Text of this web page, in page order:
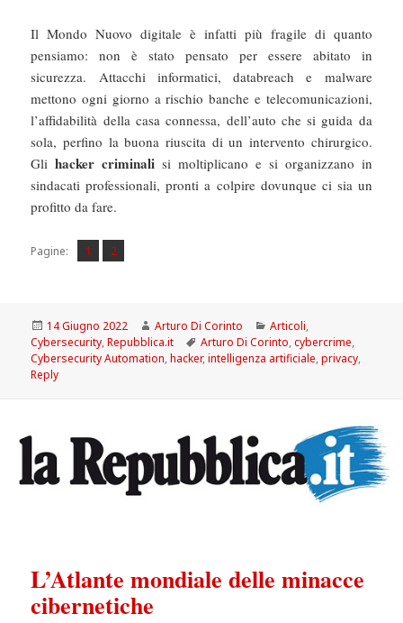
Il Mondo Nuovo digitale è infatti più fragile di quanto
pensiamo: non è stato pensato per essere abitato in
sicurezza. Attacchi informatici, databreach e malware
mettono ogni giorno a rischio banche e telecomunicazioni,
l’affidabilità della casa connessa, dell’auto che si guida da
sola, perfino la buona riuscita di un intervento chirurgico.
Glihacker criminali si moltiplicano e si organizzano in
sindacati professionali, pronti a colpire dovunque ci sia un
profitto da fare.
Pagine: Pagina
1 ,
Pagina
2
Scritto
il
14 Giugno 2022 Autore
Arturo Di Corinto Categorie
Articoli,
Cybersecurity,Repubblica.it Tag
Arturo Di Corinto,cybercrime,
Cybersecurity Automation,hacker,intelligenza artificiale,privacy,
Reply
L’Atlante mondiale delle minacce
cibernetiche